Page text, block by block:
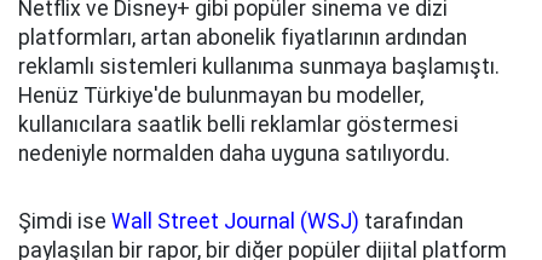
Netflix ve Disney+ gibi popüler sinema ve dizi
platformları, artan abonelik fiyatlarının ardından
reklamlı sistemleri kullanıma sunmaya başlamıştı.
Henüz Türkiye'de bulunmayan bu modeller,
kullanıcılara saatlik belli reklamlar göstermesi
nedeniyle normalden daha uyguna satılıyordu.
Şimdi ise Wall Street Journal (WSJ) tarafından
paylaşılan bir rapor, bir diğer popüler dijital platform